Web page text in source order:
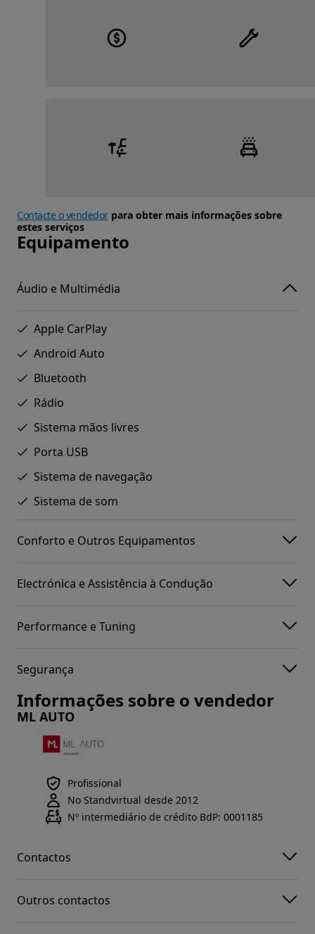
Contacte o vendedorpara obter mais informações sobre
estes serviços
Equipamento
Áudio e Multimédia
Apple CarPlay
Android Auto
Bluetooth
Rádio
Sistema mãos livres
Porta USB
Sistema de navegação
Sistema de som
Conforto e Outros Equipamentos
Electrónica e Assistência à Condução
Performance e Tuning
Segurança
Informações sobre o vendedor
ML AUTO
Profissional
No Standvirtual desde 2012
Nº intermediário de crédito BdP: 0001185
Contactos
Outros contactos